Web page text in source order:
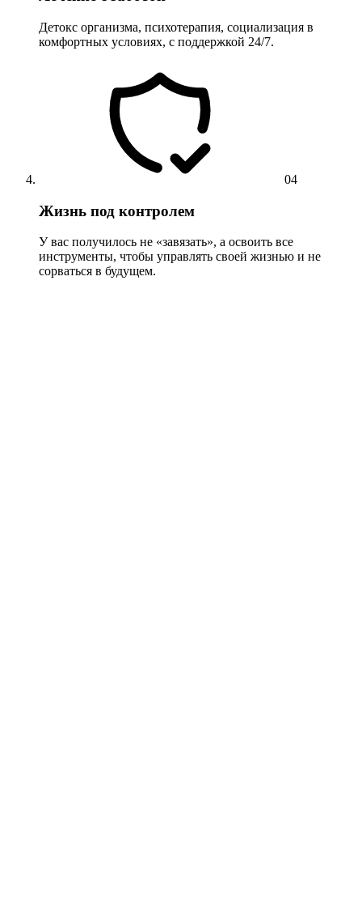
Детокс организма, психотерапия, социализация в
комфортных условиях, с поддержкой 24/7.
04
Жизнь под контролем
У вас получилось не «завязать», а освоить все
инструменты, чтобы управлять своей жизнью и не
сорваться в будущем.